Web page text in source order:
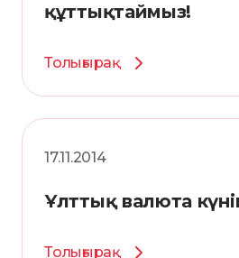
құттықтаймыз!
Толығырақ
17.11.2014
Ұлттық валюта
Толығырақ